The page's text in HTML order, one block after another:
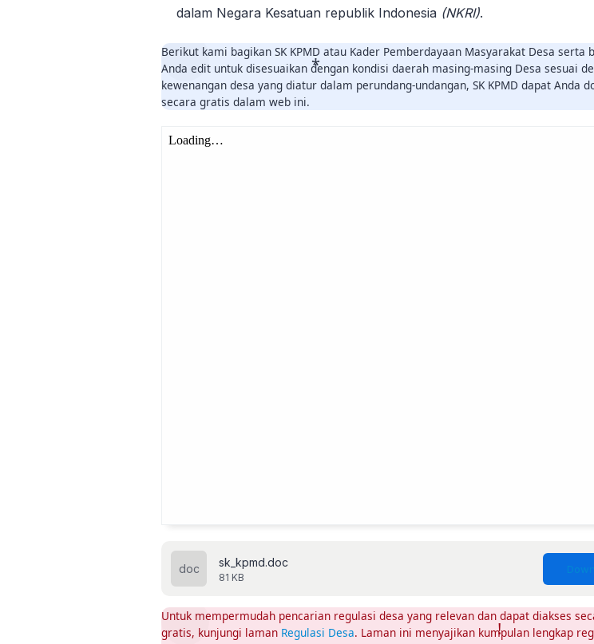
dalam Negara Kesatuan republik Indonesia (NKRI).
Berikut kami bagikan SK KPMD atau Kader Pemberdayaan Masyarakat Desa serta
Anda edit untuk disesuaikan dengan kondisi daerah masing-masing Desa sesuai
kewenangan desa yang diatur dalam perundang-undangan, SK KPMD dapat Anda
secara gratis dalam web ini.
sk_kpmd.doc
81 KB
Untuk mempermudah pencarian regulasi desa yang relevan dan dapat diakses
gratis, kunjungi laman Regulasi Desa. Laman ini menyajikan kumpulan lengkap